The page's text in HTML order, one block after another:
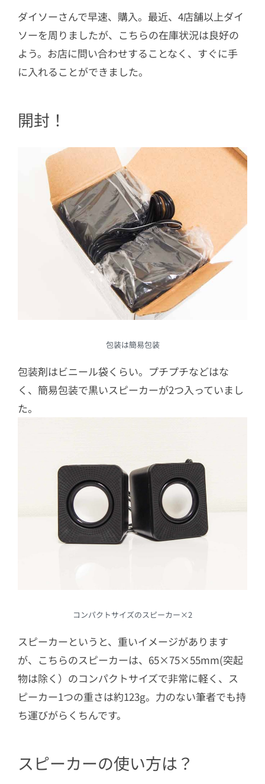
ダイソーさんで早速、購入。最近、4店舗以上ダイ
ソーを周りましたが、こちらの在庫状況は良好の
よう。お店に問い合わせすることなく、すぐに手
に入れることができました。
開封！
包装は簡易包装
包装剤はビニール袋くらい。プチプチなどはな
く、簡易包装で黒いスピーカーが2つ入っていまし
た。
コンパクトサイズのスピーカー×2
スピーカーというと、重いイメージがあります
が、こちらのスピーカーは、65×75×55mm(突起
物は除く）のコンパクトサイズで非常に軽く、ス
ピーカー1つの重さは約123g。力のない筆者でも持
ち運びがらくちんです。
スピーカーの使い方は？